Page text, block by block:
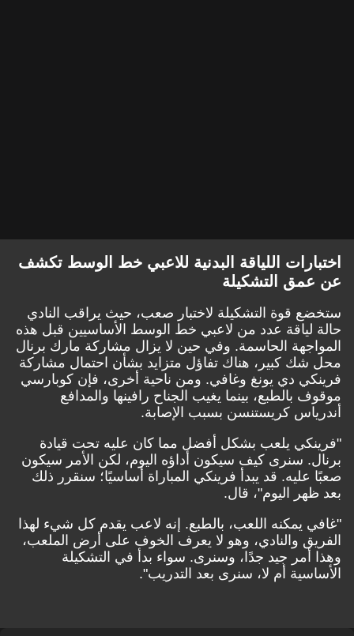
اختبارات اللياقة البدنية للاعبي خط الوسط تكشف
عن عمق التشكيلة
ستخضع قوة التشكيلة لاختبار صعب، حيث يراقب النادي
حالة لياقة عدد من لاعبي خط الوسط الأساسيين قبل هذه
المواجهة الحاسمة. وفي حين لا يزال مشاركة مارك برنال
محل شك كبير، هناك تفاؤل متزايد بشأن احتمال مشاركة
فرينكي دي يونغ وغافي. ومن ناحية أخرى، فإن كوبارسي
موقوف بالطبع، بينما يغيب الجناح رافينها والمدافع
أندرياس كريستنسن بسبب الإصابة.
"فرينكي يلعب بشكل أفضل مما كان عليه تحت قيادة
برنال. سنرى كيف سيكون أداؤه اليوم، لكن الأمر سيكون
صعبًا عليه. قد يبدأ فرينكي المباراة أساسيًا؛ سنقرر ذلك
بعد ظهر اليوم"، قال.
"غافي يمكنه اللعب، بالطبع. إنه لاعب يقدم كل شيء لهذا
الفريق والنادي، وهو لا يعرف الخوف على أرض الملعب،
وهذا أمر جيد جدًا، وسنرى. سواء بدأ في التشكيلة
الأساسية أم لا، سنرى بعد التدريب".